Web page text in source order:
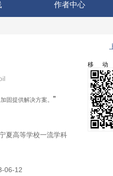
作者中心
固提供解决方案。 ”
夏高等学校一流学科
06-12
移